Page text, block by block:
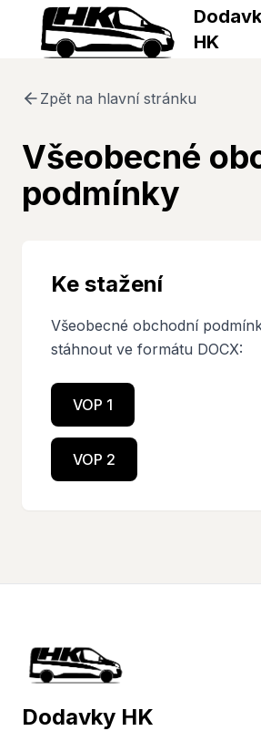
HK
Zpět na hlavní stránku
Všeobecné
podmínky
Ke stažení
Všeobecné obchodní
stáhnout ve formátu DOCX:
VOP 1
VOP 2
Dodavky HK